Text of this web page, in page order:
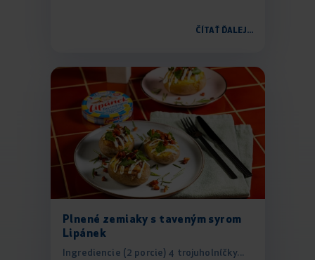
ČÍTAŤ ĎALEJ...
Plnené zemiaky s taveným syrom
Lipánek
Ingrediencie (2 porcie) 4 trojuholníčky...